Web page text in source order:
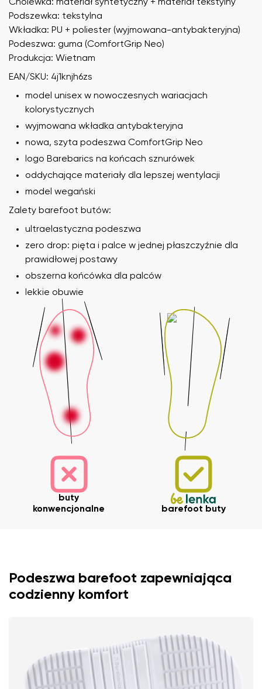
Cholewka: materiał syntetyczny + materiał tekstylny
Podszewka: tekstylna
Wkładka: PU + poliester (wyjmowana-antybakteryjna)
Podeszwa: guma (ComfortGrip Neo)
Produkcja: Wietnam
EAN/SKU: 4j1knjh6zs
model unisex w nowoczesnych wariacjach
kolorystycznych
wyjmowana wkładka antybakteryjna
nowa, szyta podeszwa ComfortGrip Neo
logo Barebarics na końcach sznurówek
oddychające materiały dla lepszej wentylacji
model wegański
Zalety barefoot butów:
ultraelastyczna podeszwa
zero drop: pięta i palce w jednej płaszczyźnie dla
prawidłowej postawy
obszerna końcówka dla palców
lekkie obuwie
buty
konwencjonalne
barefoot buty
Podeszwa barefoot zapewniająca
codzienny komfort